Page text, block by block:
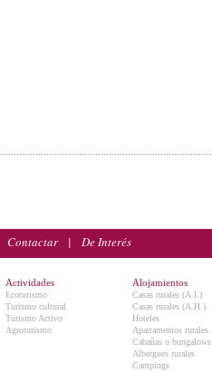
Contactar| De Interés
Actividades
Ecoturismo
Turismo cultural
Turismo Activo
Agroturismo
Alojamientos
Casas rurales (A.I.)
Casas rurales (A.H.)
Hoteles
Apartamentos rurales
Cabañas o bungalows
Albergues rurales
Campings